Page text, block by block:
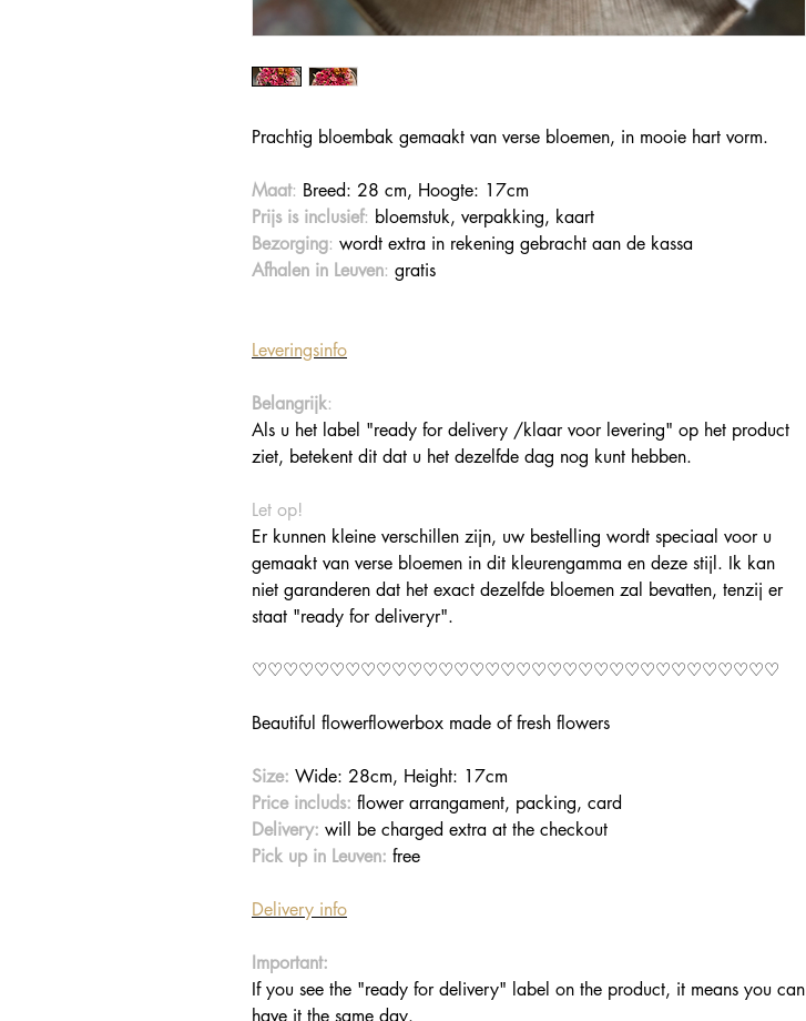
Prachtig bloembak gemaakt van verse bloemen, in mooie hart vorm.
Maat: Breed: 28 cm, Hoogte: 17cm
Prijs is inclusief: bloemstuk, verpakking, kaart
Bezorging: wordt extra in rekening gebracht aan de kassa
Afhalen in Leuven: gratis
Leveringsinfo
Belangrijk:
Als u het label "ready for delivery /klaar voor levering" op het product
ziet, betekent dit dat u het dezelfde dag nog kunt hebben.
Let op!
Er kunnen kleine verschillen zijn, uw bestelling wordt speciaal voor u
gemaakt van verse bloemen in dit kleurengamma en deze stijl. Ik kan
niet garanderen dat het exact dezelfde bloemen zal bevatten, tenzij er
staat "ready for deliveryr".
♡♡♡♡♡♡♡♡♡♡♡♡♡♡♡♡♡♡♡♡♡♡♡♡♡♡♡♡♡♡♡♡♡♡
Beautiful flowerflowerbox made of fresh flowers
Size: Wide: 28cm, Height: 17cm
Price includs: flower arrangament, packing, card
Delivery: will be charged extra at the checkout
Pick up in Leuven: free
Delivery info
Important:
If you see the "ready for delivery" label on the product, it means you can
have it the same day.